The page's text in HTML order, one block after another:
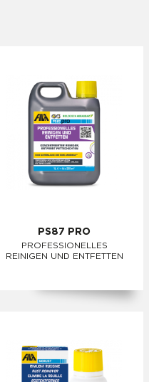
PS87 PRO
PROFESSIONELLES
REINIGEN UND ENTFETTEN